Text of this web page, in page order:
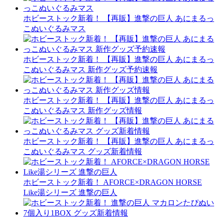
ホビーストック新着！ 【再販】進撃の巨人 あにまるっ
こぬいぐるみマス
ホビーストック新着！ 【再販】進撃の巨人 あにまるっ
こぬいぐるみマス 新作グッズ予約速報
ホビーストック新着！ 【再販】進撃の巨人 あにまるっ
こぬいぐるみマス 新作グッズ情報
ホビーストック新着！ 【再販】進撃の巨人 あにまるっ
こぬいぐるみマス グッズ新着情報
ホビーストック新着！ AFORCE×DRAGON HORSE
Like湯シリーズ 進撃の巨人